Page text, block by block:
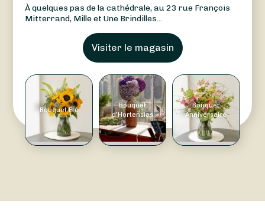
À quelques pas de la cathédrale, au 23 rue François
Mitterrand, Mille et Une Brindilles...
Visiter le magasin
Bouquet Été
Bouquet
d'Hortensias
Bouquet
Anniversaire